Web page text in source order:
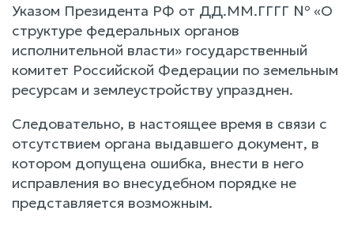
Указом Президента РФ от ДД.ММ.ГГГГ № «О
структуре федеральных органов
исполнительной власти» государственный
комитет Российской Федерации по земельным
ресурсам и землеустройству упразднен.
Следовательно, в настоящее время в связи с
отсутствием органа выдавшего документ, в
котором допущена ошибка, внести в него
исправления во внесудебном порядке не
представляется возможным.